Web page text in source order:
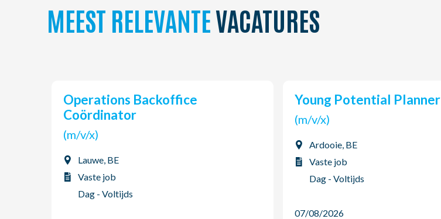
MEEST RELEVANTEVACATURES
Operations Backoffice
Coördinator
(m/v/x)
Lauwe, BE
Vaste job
Dag - Voltijds
Young Potential Planner
(m/v/x)
Ardooie, BE
Vaste job
Dag - Voltijds
07/08/2026